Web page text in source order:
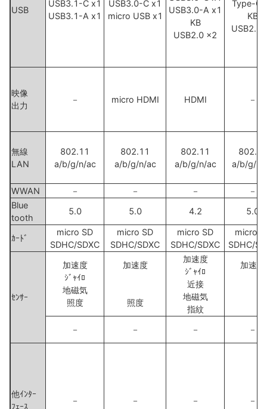
USB
USB3.1-C x1
USB3.1-A x1
USB3.0-C x1
micro USB x1
USB3.0-A x1
KB
USB2.0 x2
Type-C
KB
USB2.0
映像
出力
－ micro HDMI HDMI －
無線
LAN
802.11
a/b/g/n/ac
802.11
a/b/g/n/ac
802.11
a/b/g/n/ac
802.11
a/b/g/n/
WWAN － － －
－
Blue
tooth
5.0 5.0 4.2 5.0
ｶｰﾄﾞ
micro SD
SDHC/SDXC
micro SD
SDHC/SDXC
micro SD
SDHC/SDXC
micro
SDHC/
ｾﾝｻｰ
加速度
ｼﾞｬｲﾛ
地磁気
照度
加速度
照度
加速度
ｼﾞｬｲﾛ
近接
地磁気
指紋
加速度
－ － － －
他ｲﾝﾀｰ
ﾌｪｰｽ
－ － － －